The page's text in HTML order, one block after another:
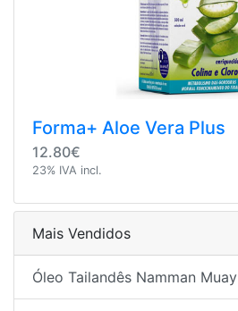
Forma+ Aloe Vera Plus
12.80€
23% IVA incl.
Mais Vendidos
Óleo Tailandês Namman Muay